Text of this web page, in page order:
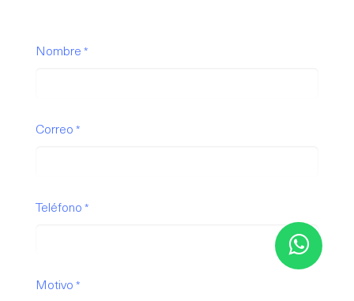
Nombre *
Correo *
Teléfono *
Motivo *